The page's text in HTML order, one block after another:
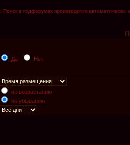
в подфорумах производится автоматически,
Да Нет
по возрастанию
по убыванию